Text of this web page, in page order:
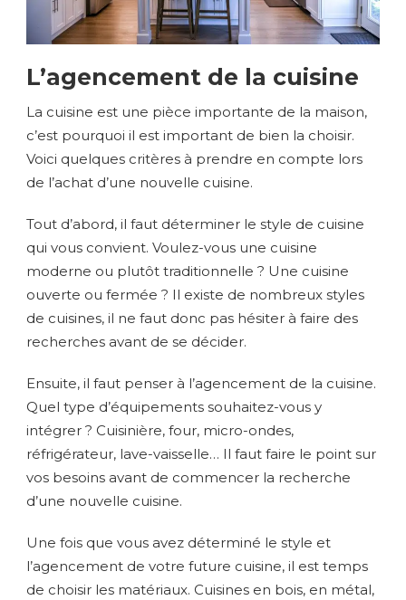
L’agencement de la cuisine
La cuisine est une pièce importante de la maison,
c’est pourquoi il est important de bien la choisir.
Voici quelques critères à prendre en compte lors
de l’achat d’une nouvelle cuisine.
Tout d’abord, il faut déterminer le style de cuisine
qui vous convient. Voulez-vous une cuisine
moderne ou plutôt traditionnelle ? Une cuisine
ouverte ou fermée ? Il existe de nombreux styles
de cuisines, il ne faut donc pas hésiter à faire des
recherches avant de se décider.
Ensuite, il faut penser à l’agencement de la cuisine.
Quel type d’équipements souhaitez-vous y
intégrer ? Cuisinière, four, micro-ondes,
réfrigérateur, lave-vaisselle… Il faut faire le point sur
vos besoins avant de commencer la recherche
d’une nouvelle cuisine.
Une fois que vous avez déterminé le style et
l’agencement de votre future cuisine, il est temps
de choisir les matériaux. Cuisines en bois, en métal,